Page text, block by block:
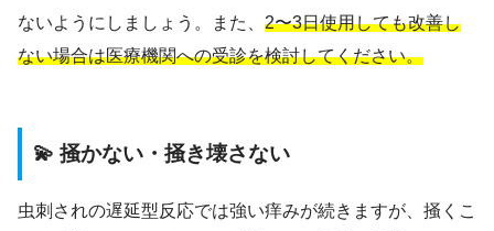
ないようにしましょう。また、 2〜3日使用しても改善し
ない場合は医療機関への受診を検討してください。
💫 掻かない・掻き壊さない
虫刺されの遅延型反応では強い痒みが続きますが、掻くこ